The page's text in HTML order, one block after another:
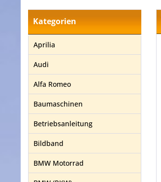
Kategorien
Aprilia
Audi
Alfa Romeo
Baumaschinen
Betriebsanleitung
Bildband
BMW Motorrad